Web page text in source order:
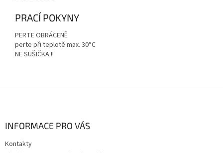
PRACÍ POKYNY
PERTE OBRÁCENĚ
perte při teplotě max. 30°C
NE SUŠIČKA !!
INFORMACE PRO VÁS
Kontakty